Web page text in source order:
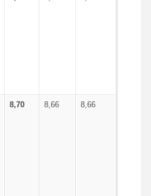
8,70 8,66 8,66